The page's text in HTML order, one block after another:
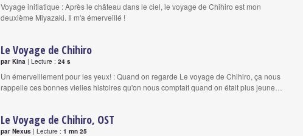
Voyage initiatique : Après le château dans le ciel, le voyage de Chihiro est mon
deuxième Miyazaki. Il m'a émerveillé !
Le Voyage de Chihiro
par Kina | Lecture : 24 s
Un émerveillement pour les yeux! : Quand on regarde Le voyage de Chihiro, ça nous
rappelle ces bonnes vielles histoires qu'on nous comptait quand on était plus jeune…
Le Voyage de Chihiro, OST
par Nexus | Lecture : 1 mn 25